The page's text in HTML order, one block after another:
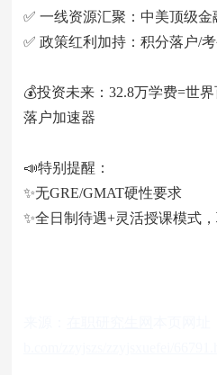
✅ 一线资源汇聚：中美顶级
✅ 政策红利加持：积分落户/
💰投资未来：32.8万学费=世
落户加速器
📣特别提醒：
✨无GRE/GMAT硬性要求
✨全日制待遇+灵活授课模式